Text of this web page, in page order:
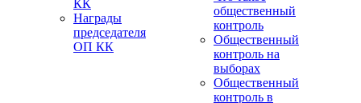
КК
Награды
председателя
ОП КК
общественный
контроль
Общественный
контроль на
выборах
Общественный
контроль в